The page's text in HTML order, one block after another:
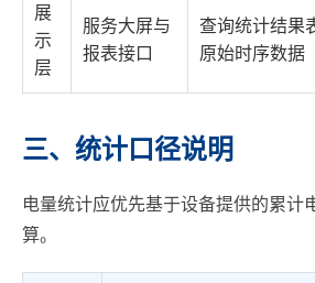
展
示
层
服务大屏与
报表接口
查询统计结果
原始时序数据
三、统计口径说明
电量统计应优先基于设备提供的累计
算。